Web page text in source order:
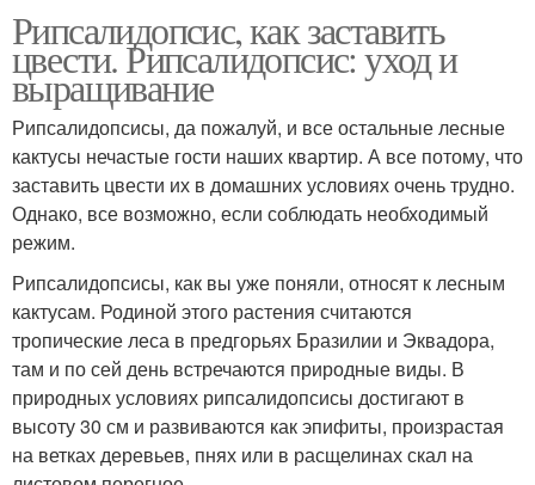
Рипсалидопсис, как заставить
цвести. Рипсалидопсис: уход и
выращивание
Рипсалидопсисы, да пожалуй, и все остальные лесные
кактусы нечастые гости наших квартир. А все потому, что
заставить цвести их в домашних условиях очень трудно.
Однако, все возможно, если соблюдать необходимый
режим.
Рипсалидопсисы, как вы уже поняли, относят к лесным
кактусам. Родиной этого растения считаются
тропические леса в предгорьях Бразилии и Эквадора,
там и по сей день встречаются природные виды. В
природных условиях рипсалидопсисы достигают в
высоту 30 см и развиваются как эпифиты, произрастая
на ветках деревьев, пнях или в расщелинах скал на